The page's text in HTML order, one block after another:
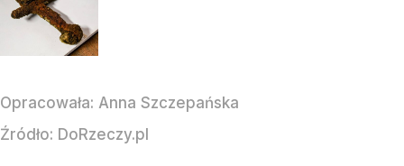
Opracowała: Anna Szczepańska
Źródło: DoRzeczy.pl